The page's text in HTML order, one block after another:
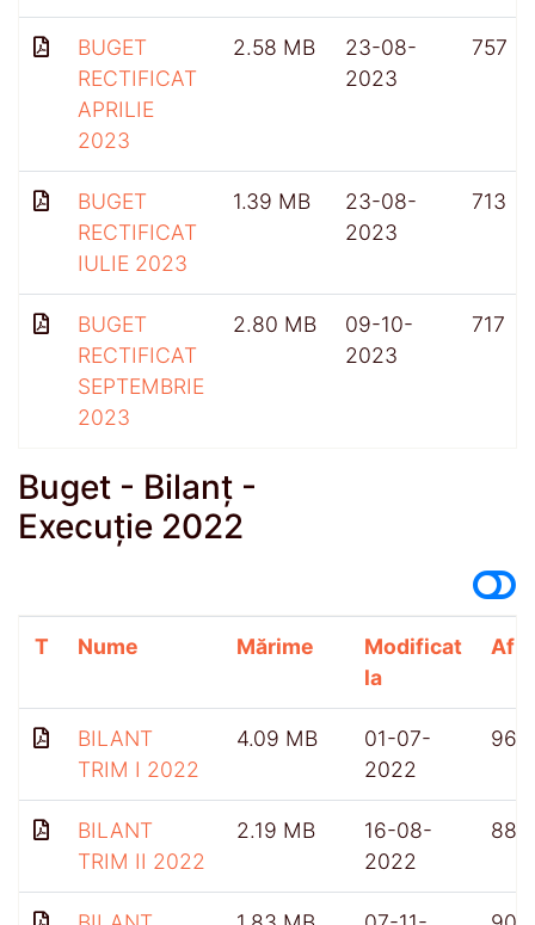
BUGET
RECTIFICAT
APRILIE
2023
2.58 MB
23-08-
2023
757
BUGET
RECTIFICAT
IULIE 2023
1.39 MB
23-08-
2023
713
BUGET
RECTIFICAT
SEPTEMBRIE
2023
2.80 MB
09-10-
2023
717
Buget - Bilanț -
Execuție 2022
T Nume Mărime
Modificat
la
BILANT
TRIM I 2022
4.09 MB
01-07-
2022
967
BILANT
TRIM II 2022
2.19 MB
16-08-
2022
885